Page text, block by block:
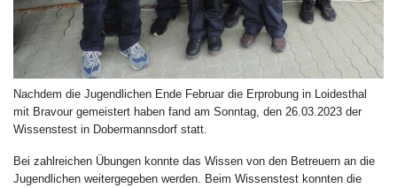
Nachdem die Jugendlichen Ende Februar die Erprobung in Loidesthal
mit Bravour gemeistert haben fand am Sonntag, den 26.03.2023 der
Wissenstest in Dobermannsdorf statt.
Bei zahlreichen Übungen konnte das Wissen von den Betreuern an die
Jugendlichen weitergegeben werden. Beim Wissenstest konnten die